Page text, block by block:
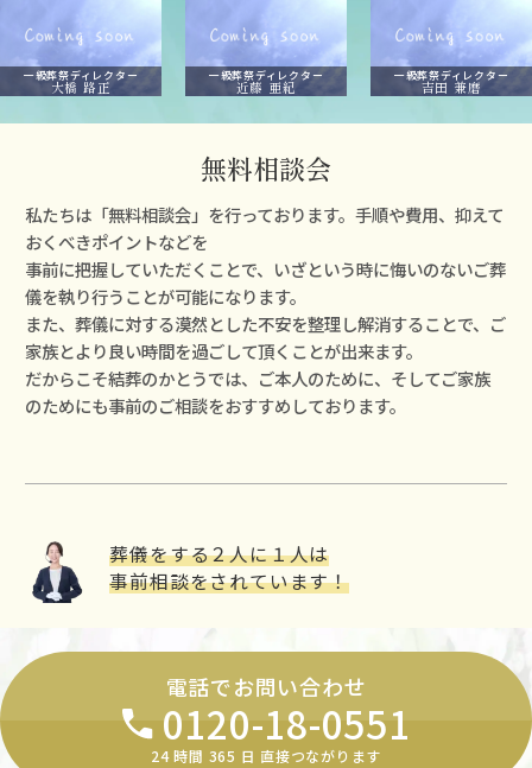
一級葬祭ディレクター
大橋 路正
一級葬祭ディレクター
近藤 亜紀
一級葬祭ディレクター
吉田 兼磨
無料相談会
私たちは「無料相談会」を⾏っております。⼿順や費⽤、抑えて
おくべきポイントなどを
事前に把握していただくことで、いざという時に悔いのないご葬
儀を執り⾏うことが可能になります。
また、葬儀に対する漠然とした不安を整理し解消することで、ご
家族とより良い時間を過ごして頂くことが出来ます。
だからこそ結葬のかとうでは、ご本⼈のために、そしてご家族
のためにも事前のご相談をおすすめしております。
葬儀をする２⼈に１⼈は
事前相談をされています！
電話でお問い合わせ
0120-18-0551
24 時間 365 ⽇ 直接つながります